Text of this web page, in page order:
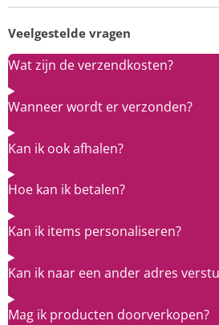
Veelgestelde vragen
Wat zijn de verzendkosten?
Wanneer wordt er verzonden?
Kan ik ook afhalen?
Hoe kan ik betalen?
Kan ik items personaliseren?
Kan ik naar een ander adres
Mag ik producten doorverkopen?